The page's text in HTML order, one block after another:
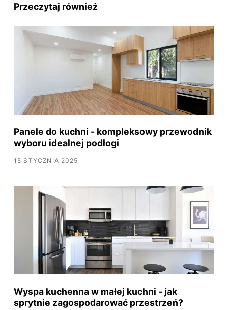
Przeczytaj również
Panele do kuchni - kompleksowy przewodnik
wyboru idealnej podłogi
15 STYCZNIA 2025
Wyspa kuchenna w małej kuchni - jak
sprytnie zagospodarować przestrzeń?